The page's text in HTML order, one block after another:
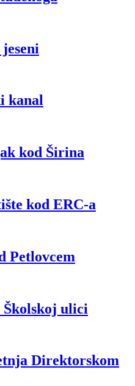
kanal
kod Širina
kod ERC-a
Petlovcem
ulici
Direktorskom